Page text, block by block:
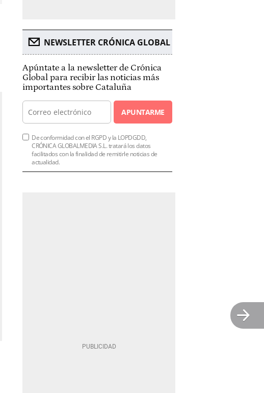
NEWSLETTER CRÓNICA GLOBAL
Apúntate a la newsletter de Crónica
Global para recibir las noticias más
importantes sobre Cataluña
APUNTARME
De conformidad con el RGPD y la LOPDGDD,
CRÓNICA GLOBALMEDIA S.L. tratará los datos
facilitados con la finalidad de remitirle noticias de
actualidad.